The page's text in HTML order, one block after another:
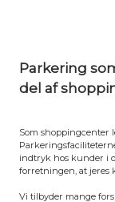
Parkering
del af
Som shoppingcenter
indtryk hos kunder i
forretningen, at jeres
Vi tilbyder mange